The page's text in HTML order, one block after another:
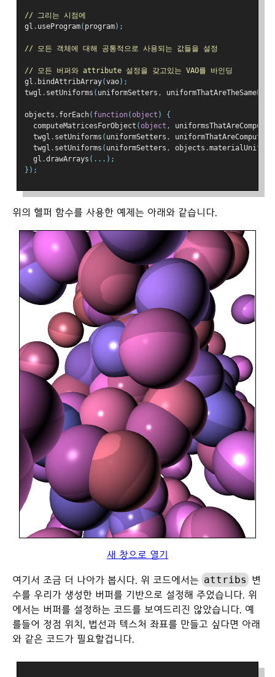
// 그리는 시점에
gl . useProgram( program);
// 모든 객체에 대해 공통적으로 사용되는 값들을 설정
// 모든 버퍼와 attribute 설정을 갖고있는 VAO를 바인딩
gl . bindAttribArray(vao);
twgl . setUniforms ( uniformSetters ,
objects . forEach( function(object )
{
  computeMatricesForObject
(object ,
  twgl
. setUniforms ( uniformSetters ,
  twgl
. setUniforms ( uniformSetters , objects .
  gl
.drawArrays (...);
});
위의 헬퍼 함수를 사용한 예제는 아래와 같습니다.
새 창으로 열기
여기서 조금 더 나아가 봅시다. 위 코드에서는 attribs 변
수를 우리가 생성한 버퍼를 기반으로 설정해 주었습니다. 위
에서는 버퍼를 설정하는 코드를 보여드리진 않았습니다. 예
를들어 정점 위치, 법선과 텍스처 좌표를 만들고 싶다면 아래
와 같은 코드가 필요할겁니다.